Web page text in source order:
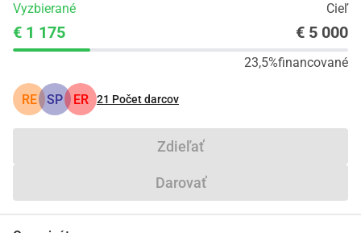
Vyzbierané Cieľ
€ 1 175 € 5 000
23,5%financované
RE SP ER 21 Počet darcov
Zdieľať
Darovať